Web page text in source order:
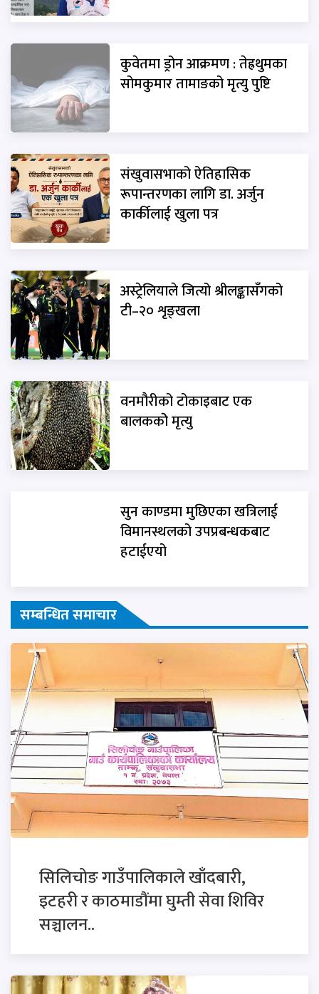
कुवेतमा ड्रोन आक्रमण : तेह्रथुमका
सोमकुमार तामाङको मृत्यु पुष्टि
संखुवासभाको ऐतिहासिक
रूपान्तरणका लागि डा. अर्जुन
कार्कीलाई खुला पत्र
अस्ट्रेलियाले जित्यो श्रीलङ्कासँगको
टी–२० शृङ्खला
वनमौरीको टोकाइबाट एक
बालककोे मृत्यु
सुन काण्डमा मुछिएका खत्रिलाई
विमानस्थलको उपप्रबन्धकबाट
हटाईएयो
सम्बन्धित समाचार
सिलिचोङ गाउँपालिकाले खाँदबारी,
इटहरी र काठमाडौंमा घुम्ती सेवा शिविर
सञ्चालन..